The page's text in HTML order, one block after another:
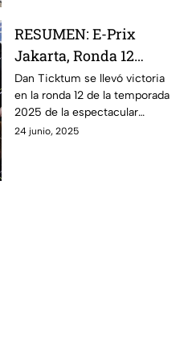
victoria en el premio de Berlín.
RESUMEN: E-Prix
Jakarta, Ronda 12
Fórmula E 2025
Dan Ticktum se llevó victoria
en la ronda 12 de la temporada
2025 de la espectacular
Fórmula E: revive los mejores
24 junio, 2025